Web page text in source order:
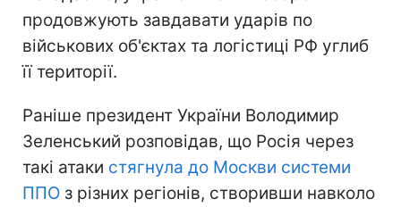
продовжують завдавати ударів по
військових об'єктах та логістиці РФ углиб
її території.
Раніше президент України Володимир
Зеленський розповідав, що Росія через
такі атаки стягнула до Москви системи
ППО з різних регіонів, створивши навколо